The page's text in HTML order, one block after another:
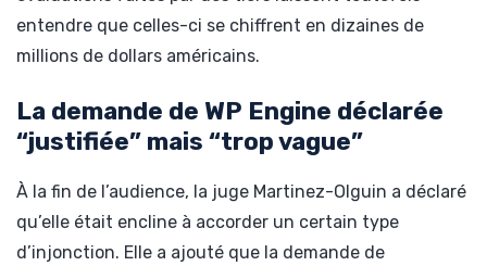
entendre que celles-ci se chiffrent en dizaines de
millions de dollars américains.
La demande de WP Engine déclarée
“justifiée” mais “trop vague”
À la fin de l’audience, la juge Martinez-Olguin a déclaré
qu’elle était encline à accorder un certain type
d’injonction. Elle a ajouté que la demande de